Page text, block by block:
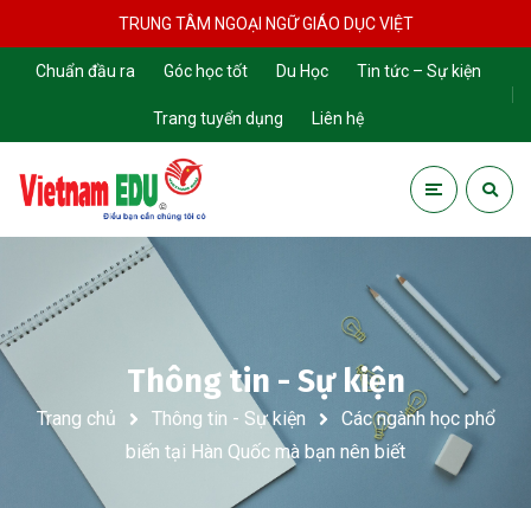
TRUNG TÂM NGOẠI NGỮ GIÁO DỤC VIỆT
Chuẩn đầu ra Góc học tốt Du Học Tin tức – Sự kiện
Trang tuyển dụng Liên hệ
Thông tin - Sự kiện
Trang chủ Thông tin - Sự kiện
Các ngành học phổ
biến tại Hàn Quốc mà bạn nên biết